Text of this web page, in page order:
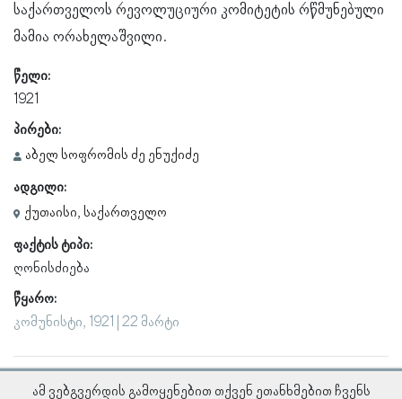
საქართველოს რევოლუციური კომიტეტის რწმუნებული
მამია ორახელაშვილი.
წელი:
1921
პირები:
აბელ სოფრომის ძე ენუქიძე
ადგილი:
ქუთაისი, საქართველო
ფაქტის ტიპი:
ღონისძიება
წყარო:
კომუნისტი, 1921 | 22 მარტი
ამ ვებგვერდის გამოყენებით თქვენ ეთანხმებით ჩვენს